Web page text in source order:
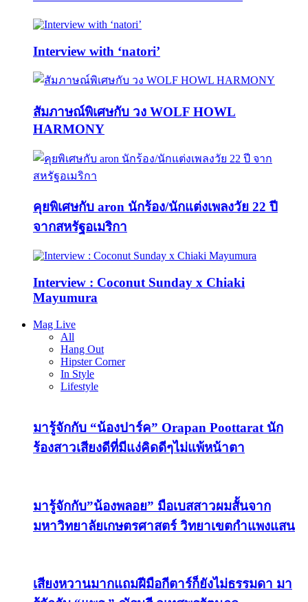
Interview with ‘natori’
สัมภาษณ์พิเศษกับ วง WOLF HOWL
HARMONY
คุยพิเศษกับ aron นักร้อง/นักแต่งเพลงวัย 22 ปี
จากสหรัฐอเมริกา
Interview : Coconut Sunday x Chiaki
Mayumura
Mag Live
All
Hang Out
Hipster Corner
In Style
Lifestyle
มารู้จักกับ “น้องปาร์ค” Orapan Poottarat นัก
ร้องสาวเสียงดีที่มีแง่คิดดีๆไม่แพ้หน้าตา
มารู้จักกับ”น้องพลอย” มือเบสสาวผมสั้นจาก
มหาวิทยาลัยเกษตรศาสตร์ วิทยาเขตกำแพงแสน
เสียงหวานมากแถมฝีมือกีตาร์ก็ยังไม่ธรรมดา มา